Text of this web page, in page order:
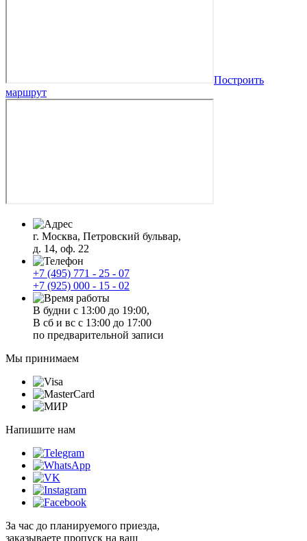
Построить
маршрут
г. Москва, Петровский бульвар,
д. 14, оф. 22
+7 (495) 771 - 25 - 07
+7 (925) 000 - 15 - 02
В будни с 13:00 до 19:00,
В сб и вс с 13:00 до 17:00
по предварительной записи
Мы принимаем
Напишите нам
За час до планируемого приезда,
заказываете пропуск на ваш